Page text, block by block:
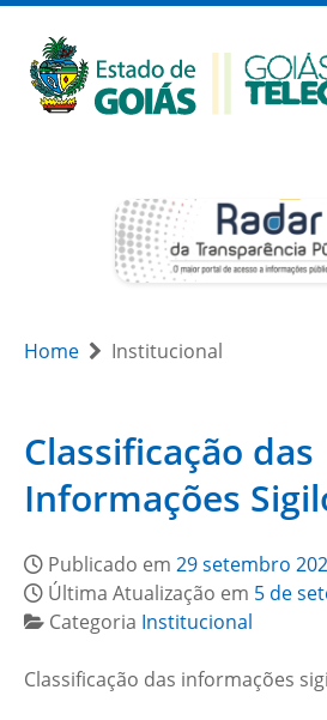
Home Institucional
Classificação das
Informações
Publicado em 29 setembro
Última Atualização em 5 de
Categoria Institucional
Classificação das informações